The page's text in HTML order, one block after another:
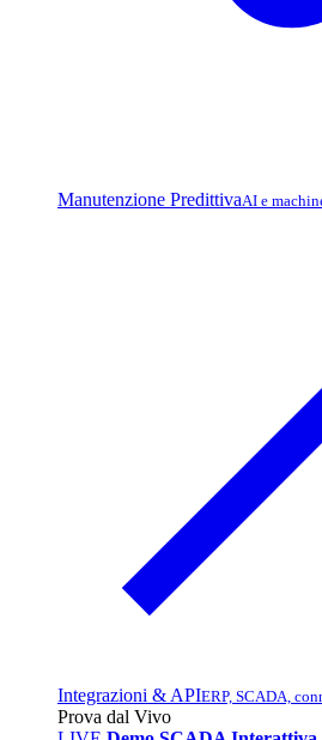
Manutenzione PredittivaAI e
Integrazioni & APIERP, SCADA,
Prova dal Vivo